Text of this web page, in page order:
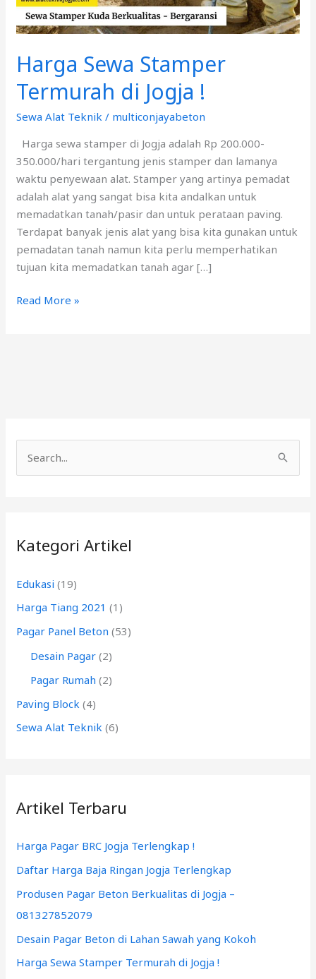
Harga Sewa Stamper
Termurah di Jogja !
Sewa Alat Teknik / multiconjayabeton
Harga sewa stamper di Jogja adalah Rp 200.000-
350.000/hari tergantung jenis stamper dan lamanya
waktu penyewaan alat. Stamper yang artinya pemadat
adalah alat yang sangat bisa kita andalkan untuk
memadatkan tanah/pasir dan untuk perataan paving.
Terdapat banyak jenis alat yang bisa kita gunakan untuk
pemadatan tanah namun kita perlu memperhatikan
tujuan kita memadatkan tanah agar […]
Read More »
u
t
u
k
Kategori Artikel
Edukasi (19)
Harga Tiang 2021 (1)
Pagar Panel Beton (53)
Desain Pagar (2)
Pagar Rumah (2)
Paving Block (4)
Sewa Alat Teknik (6)
Artikel Terbaru
Harga Pagar BRC Jogja Terlengkap !
Daftar Harga Baja Ringan Jogja Terlengkap
Produsen Pagar Beton Berkualitas di Jogja –
081327852079
Desain Pagar Beton di Lahan Sawah yang Kokoh
Harga Sewa Stamper Termurah di Jogja !